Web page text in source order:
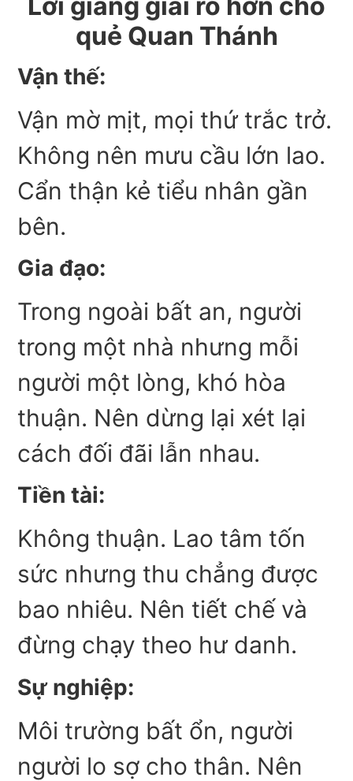
quẻ Quan Thánh
Vận thế:
Vận mờ mịt, mọi thứ trắc trở.
Không nên mưu cầu lớn lao.
Cẩn thận kẻ tiểu nhân gần
bên.
Gia đạo:
Trong ngoài bất an, người
trong một nhà nhưng mỗi
người một lòng, khó hòa
thuận. Nên dừng lại xét lại
cách đối đãi lẫn nhau.
Tiền tài:
Không thuận. Lao tâm tốn
sức nhưng thu chẳng được
bao nhiêu. Nên tiết chế và
đừng chạy theo hư danh.
Sự nghiệp:
Môi trường bất ổn, người
người lo sợ cho thân. Nên